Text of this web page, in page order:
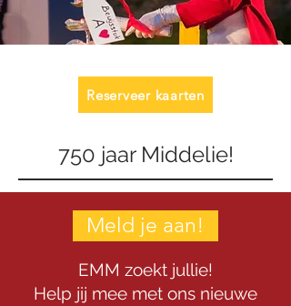
Reserveer kaarten
750 jaar Middelie!
Meld je aan!
EMM zoekt jullie!
Help jij mee met ons nieuwe